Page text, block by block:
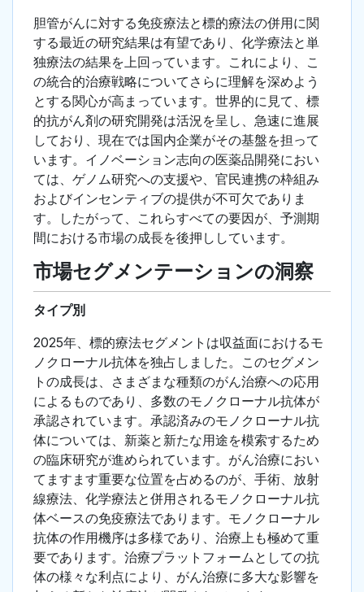
胆管がんに対する免疫療法と標的療法の併用に関
する最近の研究結果は有望であり、化学療法と単
独療法の結果を上回っています。これにより、こ
の統合的治療戦略についてさらに理解を深めよう
とする関心が高まっています。世界的に見て、標
的抗がん剤の研究開発は活況を呈し、急速に進展
しており、現在では国内企業がその基盤を担って
います。イノベーション志向の医薬品開発におい
ては、ゲノム研究への支援や、官民連携の枠組み
およびインセンティブの提供が不可欠でありま
す。したがって、これらすべての要因が、予測期
間における市場の成長を後押ししています。
市場セグメンテーションの洞察
タイプ別
2025年、標的療法セグメントは収益面におけるモ
ノクローナル抗体を独占しました。このセグメン
トの成長は、さまざまな種類のがん治療への応用
によるものであり、多数のモノクローナル抗体が
承認されています。承認済みのモノクローナル抗
体については、新薬と新たな用途を模索するため
の臨床研究が進められています。がん治療におい
てますます重要な位置を占めるのが、手術、放射
線療法、化学療法と併用されるモノクローナル抗
体ベースの免疫療法であります。モノクローナル
抗体の作用機序は多様であり、治療上も極めて重
要であります。治療プラットフォームとしての抗
体の様々な利点により、がん治療に多大な影響を